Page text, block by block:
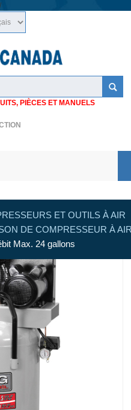
PIÈCES ET MANUELS
ET OUTILS À AIR
DE COMPRESSEUR À
Max. 24 gallons